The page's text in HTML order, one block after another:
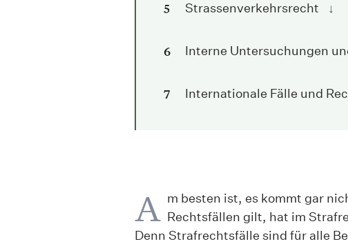
Strassenverkehrsrecht ↓
Interne Untersuchungen
Internationale Fälle und
A m besten ist, es kommt gar
Rechtsfällen gilt, hat im
Denn Strafrechtsfälle sind für alle